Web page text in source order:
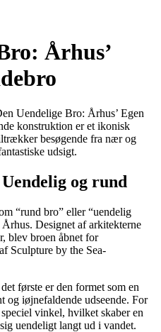
Århus’
Uendelige Bro: Århus’ Egen
konstruktion er et ikonisk
besøgende fra nær og
udsigt.
og rund
“rund bro” eller “uendelig
Designet af arkitekterne
blev broen åbnet for
Sculpture by the Sea-
første er den formet som en
og iøjnefaldende udseende. For
vinkel, hvilket skaber en
uendeligt langt ud i vandet.